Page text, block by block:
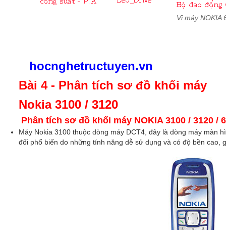
Vỉ máy NOKIA
hocnghetructuyen.vn
Bài 4 - Phân tích sơ đồ khối máy
Nokia 3100 / 3120
Phân tích sơ đồ khối máy NOKIA 3100 / 3120 /
Máy Nokia 3100 thuộc dòng máy DCT4, đây là dòng máy màn
đối phổ biến do những tính năng dễ sử dụng và có độ bền cao,